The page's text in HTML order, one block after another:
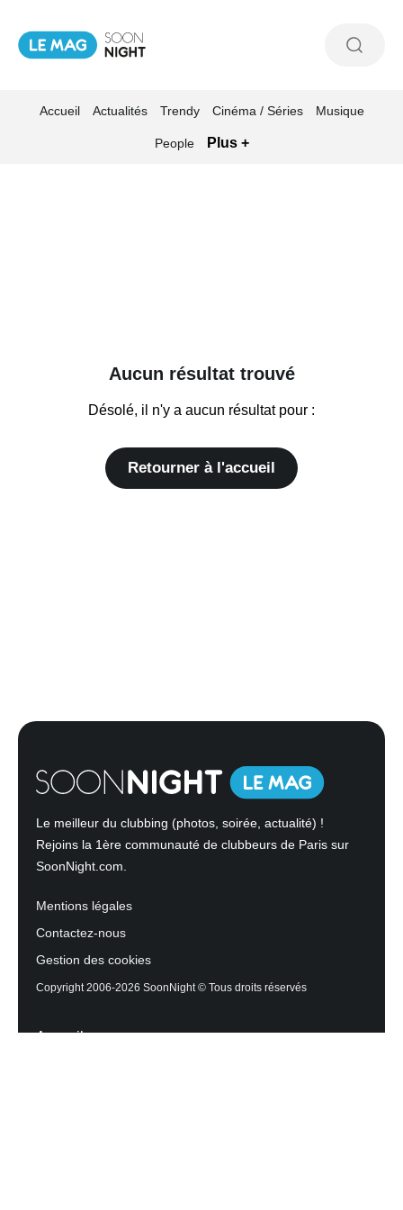
Accueil Actualités Trendy Cinéma / Séries Musique
People Plus +
Aucun résultat trouvé
Désolé, il n'y a aucun résultat pour :
Retourner à l'accueil
Le meilleur du clubbing (photos, soirée, actualité) !
Rejoins la 1ère communauté de clubbeurs de Paris sur
SoonNight.com.
Mentions légales
Contactez-nous
Gestion des cookies
Copyright 2006-2026 SoonNight © Tous droits réservés
Accueil